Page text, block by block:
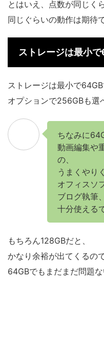
とはいえ、点数が同じく
同じぐらいの動作は期待
ストレージは最小
ストレージは最小で64GB
オプションで256GBも選
ちなみに
動画編集や
の、
うまくやり
オフィスソ
ブログ執筆
十分使える
もちろん128GBだと、
かなり余裕が出てくるの
64GBでもまだまだ問題な